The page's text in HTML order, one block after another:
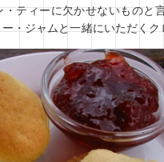
ティーに欠かせないものと
・ジャムと一緒にいただく